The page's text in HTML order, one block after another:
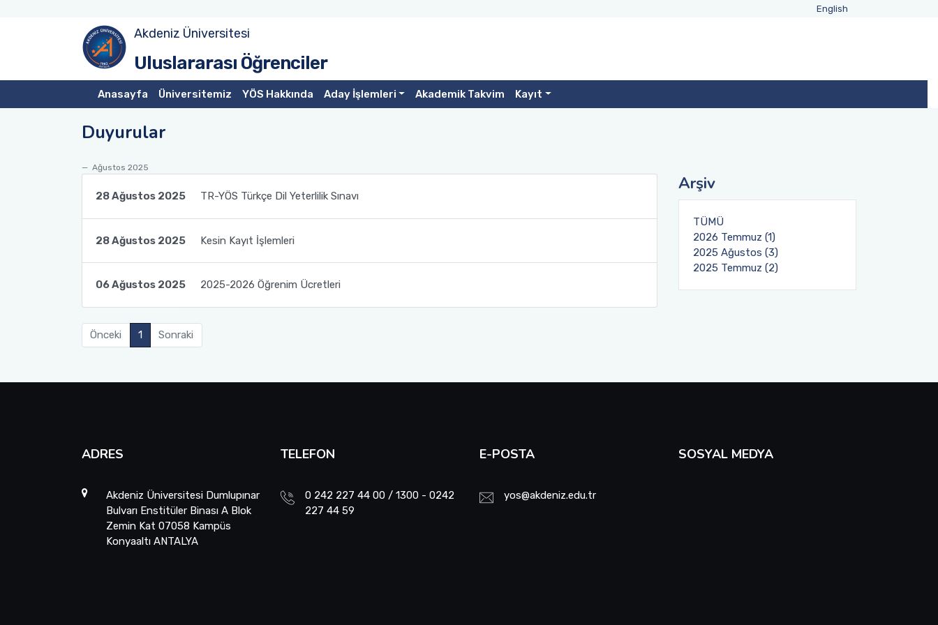
English
Akdeniz Üniversitesi
Uluslararası Öğrenciler
Anasayfa Üniversitemiz YÖS Hakkında Aday İşlemleri Akademik Takvim Kayıt
Duyurular
Ağustos 2025
28 Ağustos 2025 TR-YÖS Türkçe Dil Yeterlilik Sınavı
28 Ağustos 2025 Kesin Kayıt İşlemleri
06 Ağustos 2025 2025-2026 Öğrenim Ücretleri
Önceki 1 Sonraki
Arşiv
TÜMÜ
2026 Temmuz (1)
2025 Ağustos (3)
2025 Temmuz (2)
ADRES
Akdeniz Üniversitesi Dumlupınar
Bulvarı Enstitüler Binası A Blok
Zemin Kat 07058 Kampüs
Konyaaltı ANTALYA
TELEFON
0 242 227 44 00 / 1300 - 0242
227 44 59
E-POSTA
yos@akdeniz.edu.tr
SOSYAL MEDYA
Başvuru Koşulları
Öğrenim Ücretleri
ÖnLisans Taban Puanlar
Türkçe Yeterlilik